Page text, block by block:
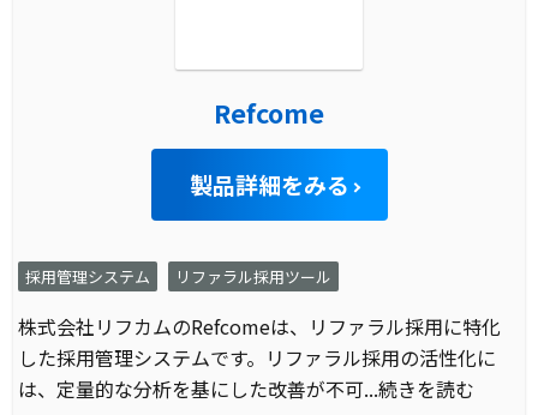
Refcome
製品詳細をみる
採用管理システム リファラル採用ツール
株式会社リフカムのRefcomeは、リファラル採用に特化
した採用管理システムです。リファラル採用の活性化に
は、定量的な分析を基にした改善が不可...続きを読む